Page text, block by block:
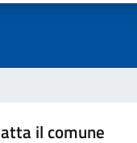
il comune